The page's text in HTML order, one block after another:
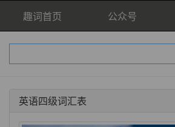
趣词首页 公众号
英语四级词汇表